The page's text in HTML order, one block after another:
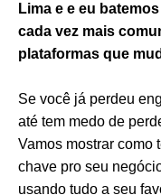
Lima e e eu
cada vez mais
plataformas que
Se você já perdeu
até tem medo de
Vamos mostrar como
chave pro seu
usando tudo a seu